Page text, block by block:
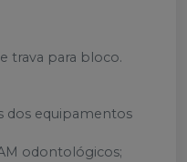
trava para bloco.
dos equipamentos
odontológicos;